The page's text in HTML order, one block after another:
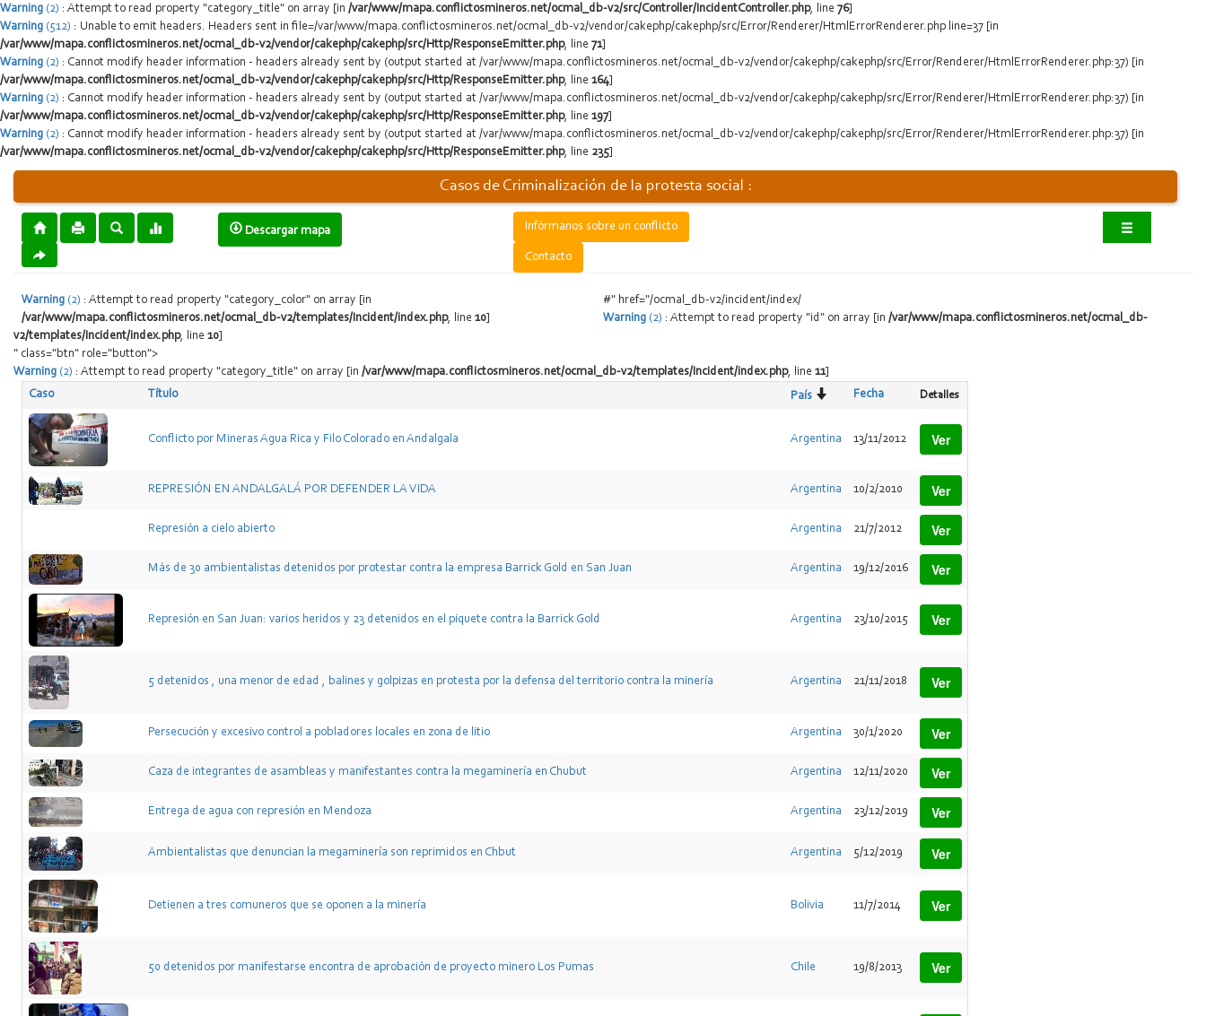
Warning (2) : Attempt to read property "category_title" on array [in /var/www/mapa.conflictosmineros.net/ocmal_db-v2/src/Controller/IncidentController.php, line 76]
Warning (512) : Unable to emit headers. Headers sent in file=/var/www/mapa.conflictosmineros.net/ocmal_db-v2/vendor/cakephp/cakephp/src/Error/Renderer/HtmlErrorRenderer.php line=37 [in
/var/www/mapa.conflictosmineros.net/ocmal_db-v2/vendor/cakephp/cakephp/src/Http/ResponseEmitter.php, line 71]
Warning (2) : Cannot modify header information - headers already sent by (output started at /var/www/mapa.conflictosmineros.net/ocmal_db-v2/vendor/cakephp/cakephp/src/Error/Renderer/HtmlErrorRenderer.php:37) [in
/var/www/mapa.conflictosmineros.net/ocmal_db-v2/vendor/cakephp/cakephp/src/Http/ResponseEmitter.php, line 164
Warning (2) : Cannot modify header information - headers already sent by (output started at /var/www/mapa.conflictosmineros.net/ocmal_db-v2/vendor/cakephp/cakephp/src/Error/Renderer/HtmlErrorRenderer.php:37) [in
/var/www/mapa.conflictosmineros.net/ocmal_db-v2/vendor/cakephp/cakephp/src/Http/ResponseEmitter.php, line 197]
Warning (2) : Cannot modify header information - headers already sent by (output started at /var/www/mapa.conflictosmineros.net/ocmal_db-v2/vendor/cakephp/cakephp/src/Error/Renderer/HtmlErrorRenderer.php:37) [in
/var/www/mapa.conflictosmineros.net/ocmal_db-v2/vendor/cakephp/cakephp/src/Http/ResponseEmitter.php, line 235
Casos de Criminalización de la protesta social :
Descargar mapa Infórmanos sobre un conflicto
Contacto
Warning (2) : Attempt to read property "category_color" on array [in
/var/www/mapa.conflictosmineros.net/ocmal_db-v2/templates/Incident/index.php, line10
#" href="/ocmal_db-v2/incident/index/
Warning (2) : Attempt to read property "id" on array [in /var/www/mapa.conflictosmineros.net/ocmal_db-
v2/templates/Incident/index.php, line 10
" class="btn" role="button">
Warning (2) : Attempt to read property "category_title" on array [in /var/www/mapa.conflictosmineros.net/ocmal_db-v2/templates/Incident/index.php, line 11]
Caso
Título País Fecha Detalles
Conflicto por Mineras Agua Rica y Filo Colorado en Andalgala Argentina 13/11/2012 Ver
REPRESIÓN EN ANDALGALÁ POR DEFENDER LA VIDA Argentina 10/2/2010 Ver
Represión a cielo abierto Argentina 21/7/2012 Ver
Más de 30 ambientalistas detenidos por protestar contra la empresa Barrick Gold en San Juan Argentina 19/12/2016 Ver
Represión en San Juan: varios heridos y 23 detenidos en el piquete contra la Barrick Gold Argentina 23/10/2015 Ver
5 detenidos , una menor de edad , balines y golpizas en protesta por la defensa del territorio contra la minería Argentina 21/11/2018 Ver
Persecución y excesivo control a pobladores locales en zona de litio Argentina 30/1/2020 Ver
Caza de integrantes de asambleas y manifestantes contra la megaminería en Chubut Argentina 12/11/2020 Ver
Entrega de agua con represión en Mendoza Argentina 23/12/2019 Ver
Ambientalistas que denuncian la megaminería son reprimidos en Chbut Argentina 5/12/2019 Ver
Detienen a tres comuneros que se oponen a la minería Bolivia 11/7/2014 Ver
50 detenidos por manifestarse encontra de aprobación de proyecto minero Los Pumas Chile 19/8/2013 Ver